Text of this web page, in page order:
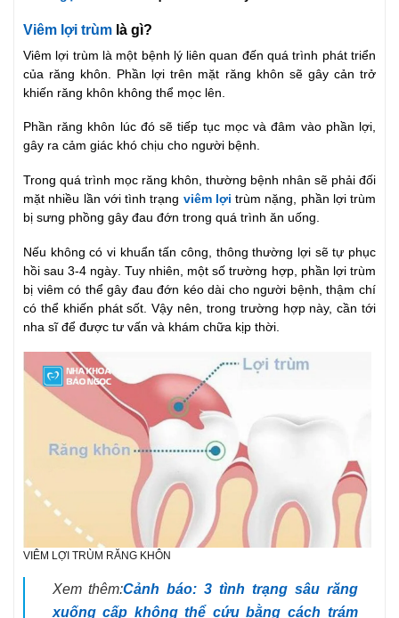
Viêm lợi trùm là gì?
Viêm lợi trùm là một bệnh lý liên quan đến quá trình phát triển
của răng khôn. Phần lợi trên mặt răng khôn sẽ gây cản trở
khiến răng khôn không thể mọc lên.
Phần răng khôn lúc đó sẽ tiếp tục mọc và đâm vào phần lợi,
gây ra cảm giác khó chịu cho người bệnh.
Trong quá trình mọc răng khôn, thường bệnh nhân sẽ phải đối
mặt nhiều lần với tình trạng viêm lợi trùm nặng, phần lợi trùm
bị sưng phồng gây đau đớn trong quá trình ăn uống.
Nếu không có vi khuẩn tấn công, thông thường lợi sẽ tự phục
hồi sau 3-4 ngày. Tuy nhiên, một số trường hợp, phần lợi trùm
bị viêm có thể gây đau đớn kéo dài cho người bệnh, thậm chí
có thể khiến phát sốt. Vậy nên, trong trường hợp này, cần tới
nha sĩ để được tư vấn và khám chữa kịp thời.
VIÊM LỢI TRÙM RĂNG KHÔN
Xem thêm:Cảnh báo: 3 tình trạng sâu răng
xuống cấp không thể cứu bằng cách trám